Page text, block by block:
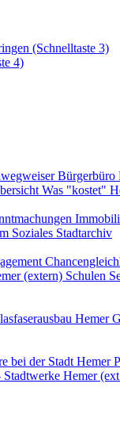
(Schnelltaste 3)
4)
Bürgerbüro
Was "kostet"
Soziales Stadtarchiv
(extern) Schulen
Hemer
bei der Stadt Hemer
Stadtwerke Hemer